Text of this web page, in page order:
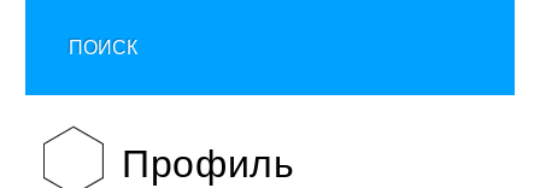
ПОИСК
Профиль